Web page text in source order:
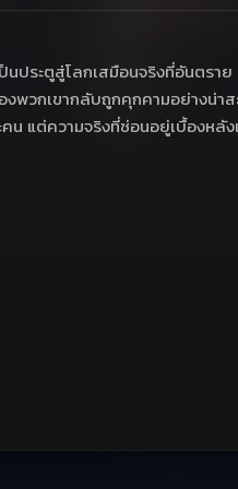
ระตูสู่โลกเสมือนจริงที่อันตราย
งพวกเขากลับถูกคุกคามอย่างน่า
น แต่ความจริงที่ซ่อนอยู่เบื้องหลั